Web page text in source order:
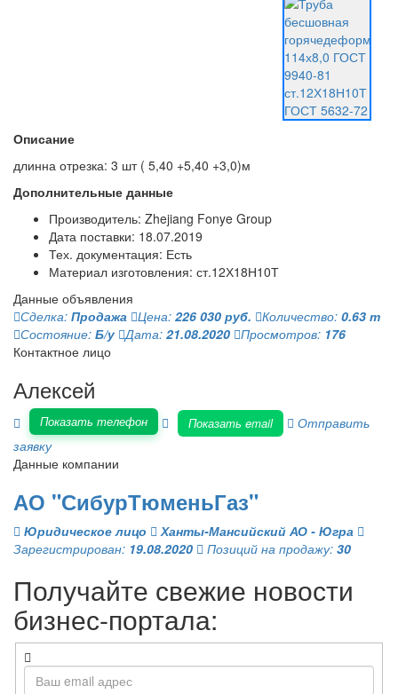
Описание
длинна отрезка: 3 шт ( 5,40 +5,40 +3,0)м
Дополнительные данные
Производитель: Zhejiang Fonye Group
Дата поставки: 18.07.2019
Тех. документация: Есть
Материал изготовления: ст.12Х18Н10Т
Данные объявления
Сделка: Продажа Цена: 226 030 руб. Количество: 0.63 т
Состояние: Б/у Дата: 21.08.2020 Просмотров: 176
Контактное лицо
Алексей
Показать телефон Показать email
Отправить
заявку
Данные компании
АО "СибурТюменьГаз"
Юридическое лицо
Ханты-Мансийский АО - Югра
Зарегистрирован: 19.08.2020 Позиций на продажу: 30
Получайте свежие новости
бизнес-портала: